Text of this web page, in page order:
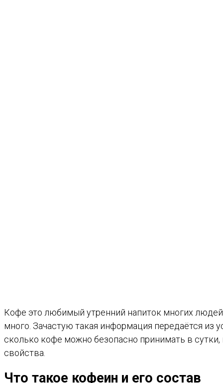
Кофе это любимый утренний напиток многих
много. Зачастую такая информация передаётся из
сколько кофе можно безопасно принимать в
свойства.
Что такое кофеин и его состав